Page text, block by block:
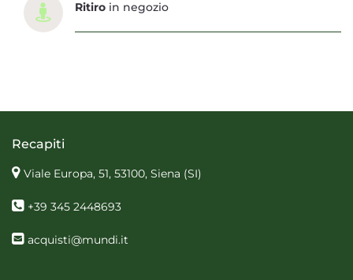
Ritiro in negozio
Recapiti
Viale Europa, 51, 53100, Siena (SI)
+39 345 2448693
acquisti@mundi.it